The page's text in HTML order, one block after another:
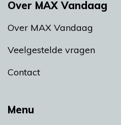
Menu
Over MAX Vandaag
Over MAX Vandaag
Veelgestelde vragen
Contact